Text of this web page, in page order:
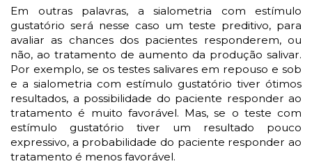
Em outras palavras, a sialometria com estímulo
gustatório será nesse caso um teste preditivo, para
avaliar as chances dos pacientes responderem, ou
não, ao tratamento de aumento da produção salivar.
Por exemplo, se os testes salivares em repouso e sob
e a sialometria com estímulo gustatório tiver ótimos
resultados, a possibilidade do paciente responder ao
tratamento é muito favorável. Mas, se o teste com
estímulo gustatório tiver um resultado pouco
expressivo, a probabilidade do paciente responder ao
tratamento é menos favorável.